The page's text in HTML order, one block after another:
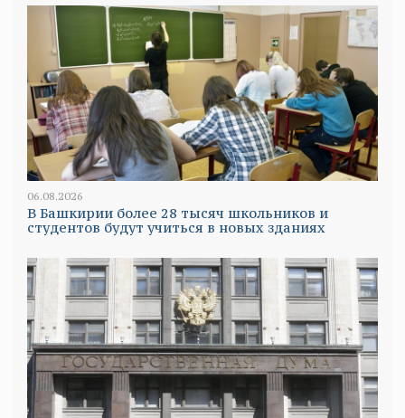
06.08.2026
В Башкирии более 28 тысяч школьников и
студентов будут учиться в новых зданиях